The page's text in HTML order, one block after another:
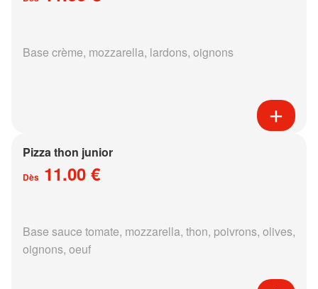
Base crème, mozzarella, lardons, oignons
Pizza thon junior
Dès 11.00 €
Base sauce tomate, mozzarella, thon, poivrons, olives,
oignons, oeuf